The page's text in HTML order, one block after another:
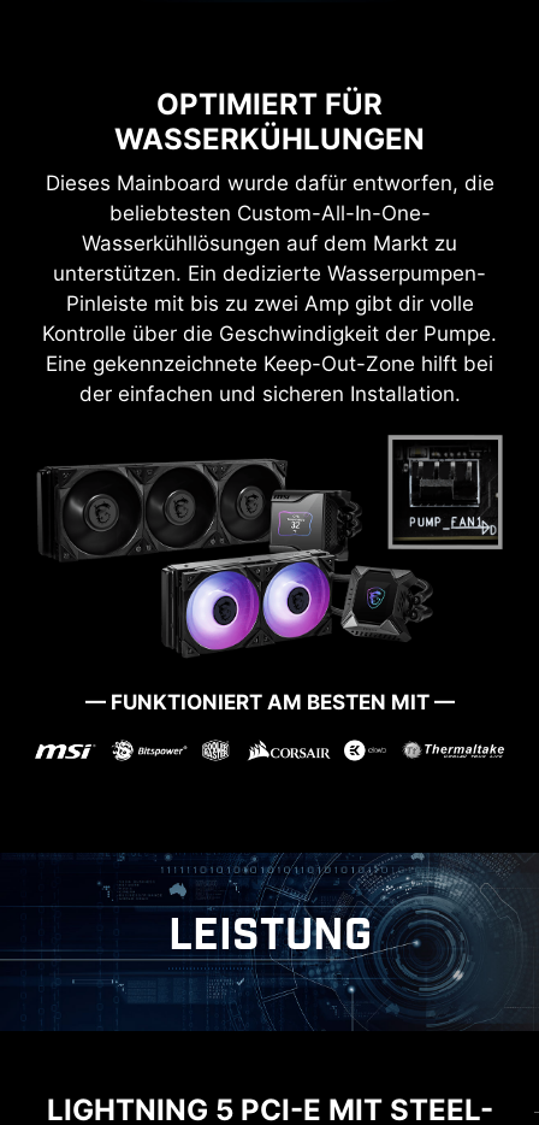
OPTIMIERT FÜR
WASSERKÜHLUNGEN
Dieses Mainboard wurde dafür entworfen, die
beliebtesten Custom-All-In-One-
Wasserkühllösungen auf dem Markt zu
unterstützen. Ein dedizierte Wasserpumpen-
Pinleiste mit bis zu zwei Amp gibt dir volle
Kontrolle über die Geschwindigkeit der Pumpe.
Eine gekennzeichnete Keep-Out-Zone hilft bei
der einfachen und sicheren Installation.
— FUNKTIONIERT AM BESTEN MIT —
STARTSCHWIERIGKEITEN?
Optionen, um das System erfolgreich wieder zu
starten.
LEISTUNG
LIGHTNING 5 PCI-E MIT STEEL-
NEUESTER DDR5
EXKLUSIVE